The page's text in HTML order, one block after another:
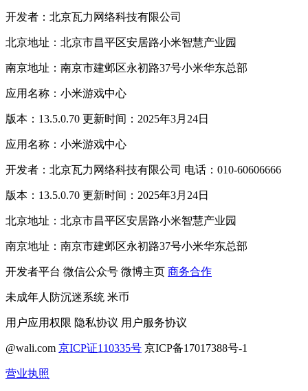
开发者：北京瓦力网络科技有限公司
北京地址：北京市昌平区安居路小米智慧产业园
南京地址：南京市建邺区永初路37号小米华东总部
应用名称：小米游戏中心
版本：13.5.0.70 更新时间：2025年3月24日
应用名称：小米游戏中心
开发者：北京瓦力网络科技有限公司 电话：010-60606666
版本：13.5.0.70 更新时间：2025年3月24日
北京地址：北京市昌平区安居路小米智慧产业园
南京地址：南京市建邺区永初路37号小米华东总部
开发者平台 微信公众号 微博主页 商务合作
未成年人防沉迷系统 米币
用户应用权限 隐私协议 用户服务协议
@wali.com 京ICP证110335号 京ICP备17017388号-1
营业执照